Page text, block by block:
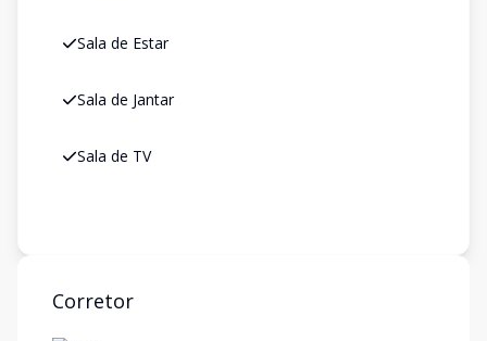
Sala de Estar
Sala de Jantar
Sala de TV
Corretor